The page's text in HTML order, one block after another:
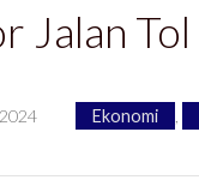
Jalan Tol
Ekonomi